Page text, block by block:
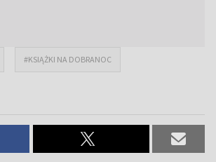
#KSIĄŻKI NA DOBRANOC